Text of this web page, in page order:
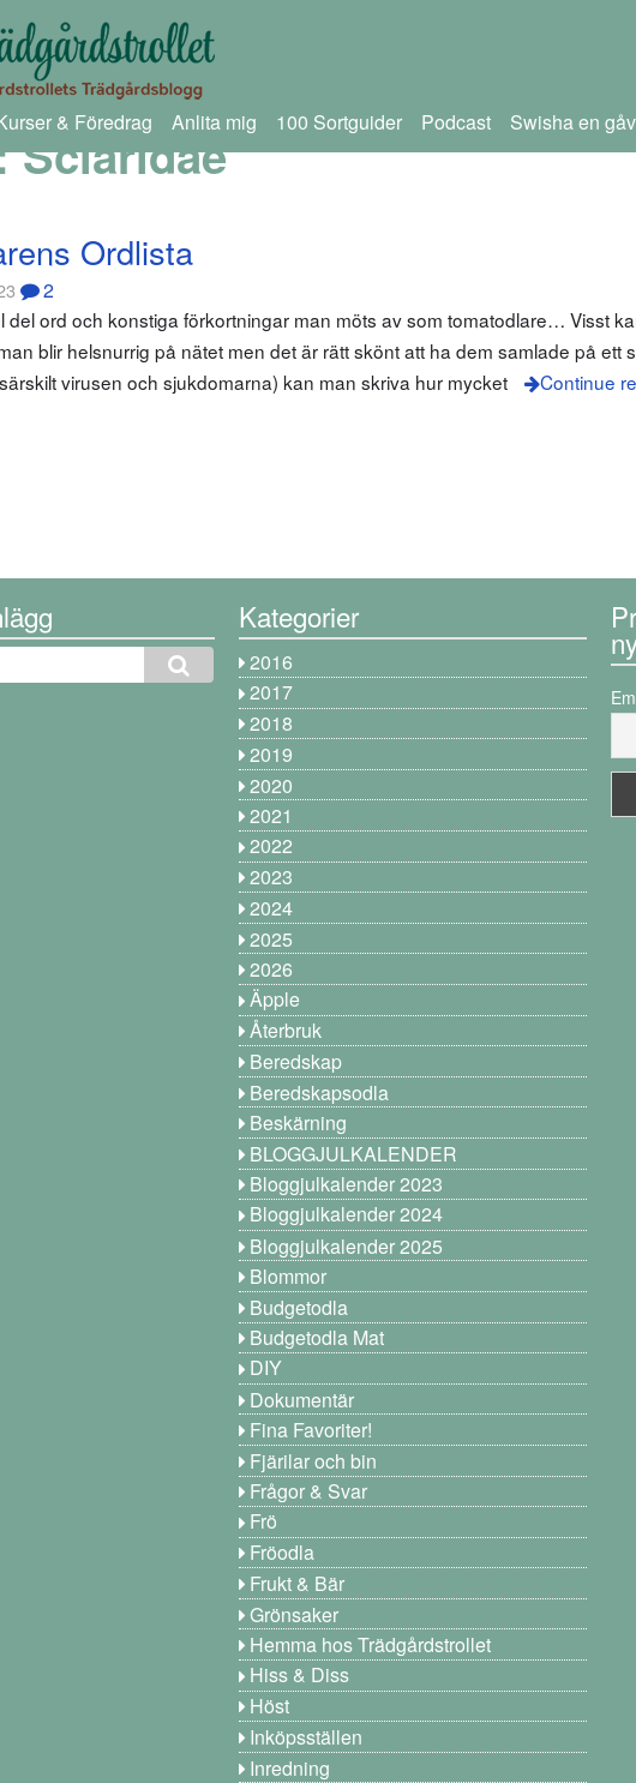
& Föredrag Anlita mig 100 Sortguider Podcast Swisha en
Sciaridae
Ordlista
2
del ord och konstiga förkortningar man möts av som tomatodlare… Visst
blir helsnurrig på nätet men det är rätt skönt att ha dem samlade på ett
virusen och sjukdomarna) kan man skriva hur mycket
Continue
Kategorier
2016
2017
2018
2019
2020
2021
2022
2023
2024
2025
2026
Äpple
Återbruk
Beredskap
Beredskapsodla
Beskärning
BLOGGJULKALENDER
Bloggjulkalender 2023
Bloggjulkalender 2024
Bloggjulkalender 2025
Blommor
Budgetodla
Budgetodla Mat
DIY
Dokumentär
Fina Favoriter!
Fjärilar och bin
Frågor & Svar
Frö
Fröodla
Frukt & Bär
Grönsaker
Hemma hos Trädgårdstrollet
Hiss & Diss
Höst
Inköpsställen
Inredning